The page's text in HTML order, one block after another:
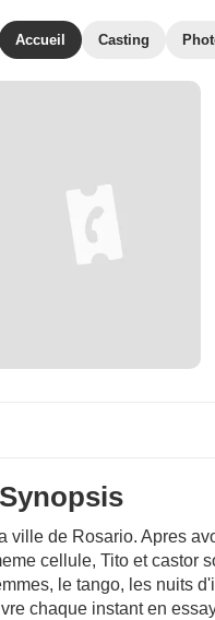
Accueil Casting
Synopsis
ville de Rosario. Apres
cellule, Tito et castor
le tango, les nuits
chaque instant en